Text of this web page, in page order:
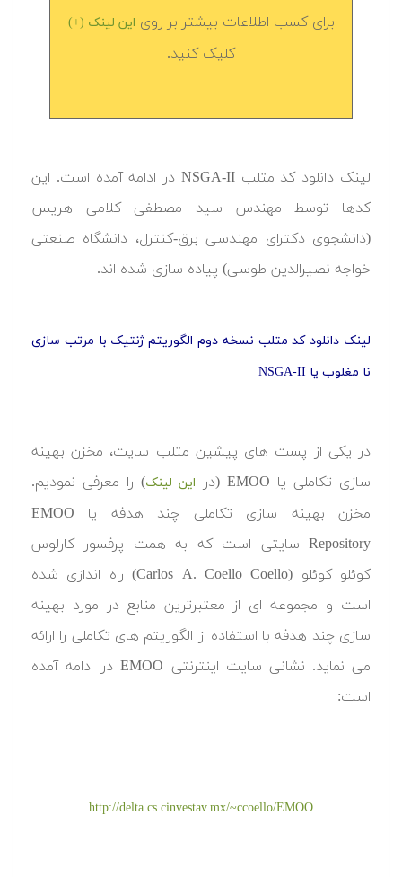
برای کسب اطلاعات بیشتر بر روی این لینک (+)
کلیک کنید.
لینک دانلود کد متلب NSGA-II در ادامه آمده است. این
کدها توسط مهندس سید مصطفی کلامی هریس
(دانشجوی دکترای مهندسی برق-کنترل، دانشگاه صنعتی
خواجه نصیرالدین طوسی) پیاده سازی شده اند.
لینک دانلود کد متلب نسخه دوم الگوریتم ژنتیک با مرتب سازی
نا مغلوب یا NSGA-II
در یکی از پست های پیشین متلب سایت، مخزن بهینه
سازی تکاملی یا EMOO (در
این لینک) را معرفی نمودیم.
مخزن بهینه سازی تکاملی چند هدفه یا EMOO
Repository سایتی است که به همت پرفسور کارلوس
کوئلو کوئلو (Carlos A. Coello Coello) راه اندازی شده
است و مجموعه ای از معتبرترین منابع در مورد بهینه
سازی چند هدفه با استفاده از الگوریتم های تکاملی را ارائه
می نماید. نشانی سایت اینترنتی EMOO در ادامه آمده
است:
http://delta.cs.cinvestav.mx/~ccoello/EMOO